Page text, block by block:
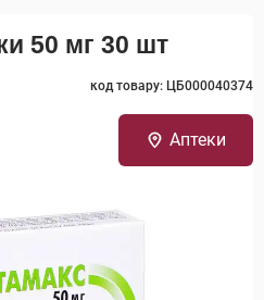
50 мг 30 шт
код товару: ЦБ000040374
Аптеки